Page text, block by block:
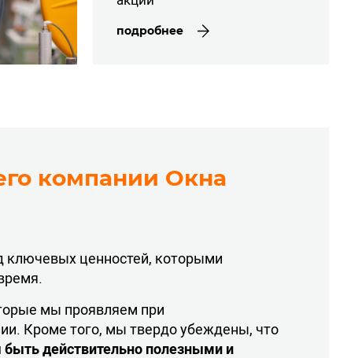
подробнее
компании Окна
ключевых ценностей, которыми
мы проявляем при
Кроме того, мы твердо убеждены, что
действительно полезными и